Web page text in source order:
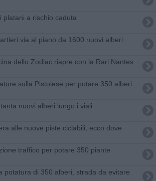
platani a rischio caduta
via al piano da 1600 nuovi alberi
dello Zodiac riapre con la Rari Nantes
sulla Pistoiese per potare 350 alberi
nuovi alberi lungo i viali
alle nuove piste ciclabili, ecco dove
traffico per potare 350 piante
potatura di 350 alberi, strada da evitare